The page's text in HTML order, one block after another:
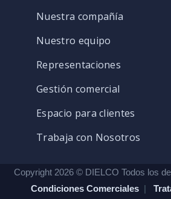
Nuestra compañía
Nuestro equipo
Representaciones
Gestión comercial
Espacio para clientes
Trabaja con Nosotros
Copyright 2026 © DIELCO Todos los
Condiciones Comerciales |